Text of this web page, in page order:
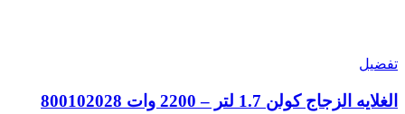
تفضيل
الغلايه الزجاج كولن 1.7 لتر – 2200 وات 800102028